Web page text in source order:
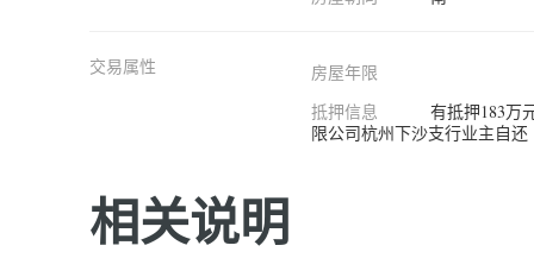
交易属性
房屋年限
抵押信息
有抵押183万
限公司杭州下沙支行业主自还
相关说明